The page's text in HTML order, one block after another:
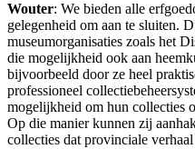
Wouter: We bieden alle
gelegenheid om aan te sluiten.
museumorganisaties zoals het
die mogelijkheid ook aan
bijvoorbeeld door ze heel
professioneel
mogelijkheid om hun collecties
Op die manier kunnen zij
collecties dat provinciale